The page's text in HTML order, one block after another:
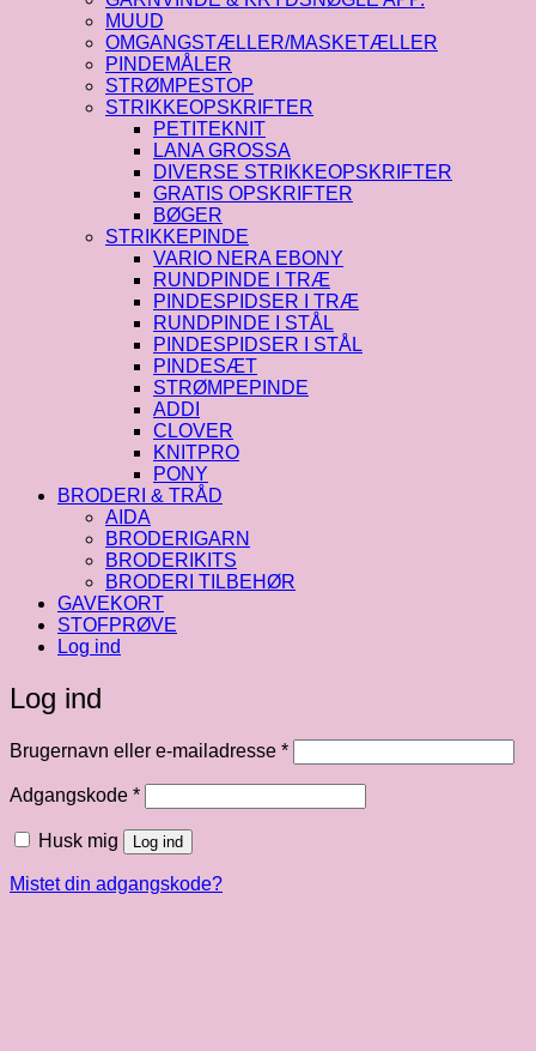
MUUD
OMGANGSTÆLLER/MASKETÆLLER
PINDEMÅLER
STRØMPESTOP
STRIKKEOPSKRIFTER
PETITEKNIT
LANA GROSSA
DIVERSE STRIKKEOPSKRIFTER
GRATIS OPSKRIFTER
BØGER
STRIKKEPINDE
VARIO NERA EBONY
RUNDPINDE I TRÆ
PINDESPIDSER I TRÆ
RUNDPINDE I STÅL
PINDESPIDSER I STÅL
PINDESÆT
STRØMPEPINDE
ADDI
CLOVER
KNITPRO
PONY
BRODERI & TRÅD
AIDA
BRODERIGARN
BRODERIKITS
BRODERI TILBEHØR
GAVEKORT
STOFPRØVE
Log ind
Log ind
Brugernavn eller e-mailadresse *Påkrævet
Adgangskode *Påkrævet
Husk mig Log ind
Mistet din adgangskode?